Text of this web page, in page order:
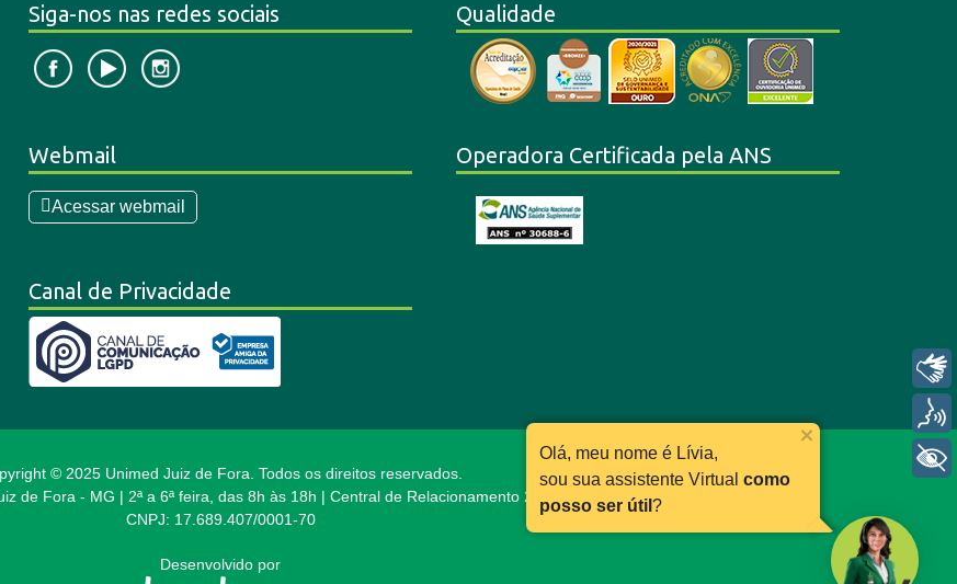
Siga-nos nas redes sociais
Webmail
Acessar webmail
Canal de Privacidade
Qualidade
Operadora Certificada pela ANS
© 2025 Unimed Juiz de Fora. Todos os direitos reservados.
de Fora - MG | 2ª a 6ª feira, das 8h às 18h | Central de Relacionamento 24h:
0800 030 11 66
CNPJ: 17.689.407/0001-70
Desenvolvido por
Olá, meu nome é Lívia,
sou sua assistente Virtual como
posso ser útil ?